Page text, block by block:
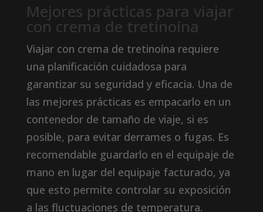
Mejores prácticas para viajar
con crema de tretinoína
Viajar con crema de tretinoína requiere
una planificación cuidadosa para
garantizar su seguridad y eficacia. Una de
las mejores prácticas es empacarlo en un
contenedor de tamaño de viaje, si es
posible, para evitar derrames o fugas. Es
recomendable guardarlo en el equipaje de
mano en lugar del equipaje facturado, ya
que esto permite controlar su exposición
a las fluctuaciones de temperatura.